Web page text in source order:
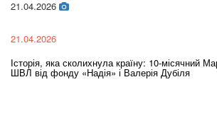
21.04.2026
21.04.2026
Історія, яка сколихнула країну: 10-місячний
ШВЛ від фонду «Надія» і Валерія Дубіля